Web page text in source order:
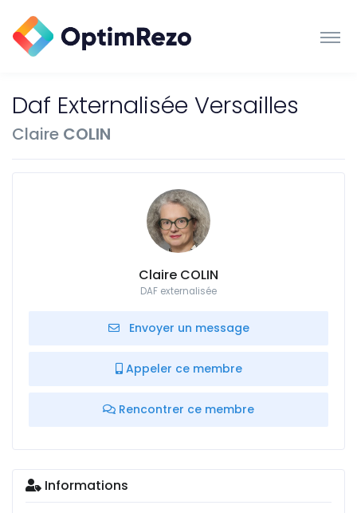
Daf Externalisée Versailles
Claire COLIN
Claire COLIN
DAF externalisée
Envoyer un message
Appeler ce membre
Rencontrer ce membre
Informations